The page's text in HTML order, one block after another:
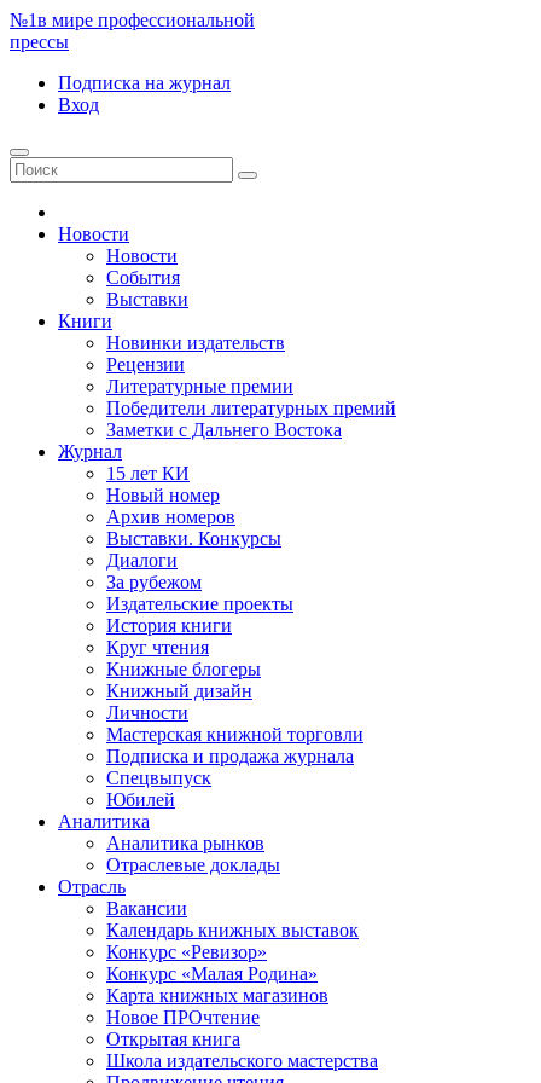
№1в мире профессиональной
прессы
Подписка на журнал
Вход
Новости
Новости
События
Выставки
Книги
Новинки издательств
Рецензии
Литературные премии
Победители литературных премий
Заметки с Дальнего Востока
Журнал
15 лет КИ
Новый номер
Архив номеров
Выставки. Конкурсы
Диалоги
За рубежом
Издательские проекты
История книги
Круг чтения
Книжные блогеры
Книжный дизайн
Личности
Мастерская книжной торговли
Подписка и продажа журнала
Спецвыпуск
Юбилей
Аналитика
Аналитика рынков
Отраслевые доклады
Отрасль
Вакансии
Календарь книжных выставок
Конкурс «Ревизор»
Конкурс «Малая Родина»
Карта книжных магазинов
Новое ПРОчтение
Открытая книга
Школа издательского мастерства